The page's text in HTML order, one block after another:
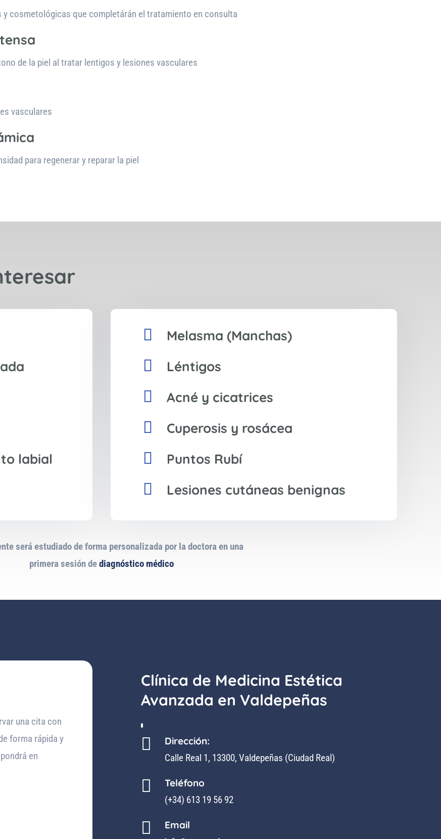
cosmetológicas que completárán el tratamiento en consulta
de la piel al tratar lentigos y lesiones vasculares
vasculares
para regenerar y reparar la piel
labial
 Melasma (Manchas)
 Léntigos
 Acné y cicatrices
 Cuperosis y rosácea
 Puntos Rubí
 Lesiones cutáneas benignas
será estudiado de forma personalizada por la doctora en una
primera sesión dediagnóstico médico
una cita con
forma rápida y
en
Clínica de Medicina Estética
Avanzada en Valdepeñas
 Dirección:
Calle Real 1, 13300, Valdepeñas (Ciudad Real)
 Teléfono
(+34) 613 19 56 92
 Email